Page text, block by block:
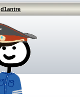
d1antre